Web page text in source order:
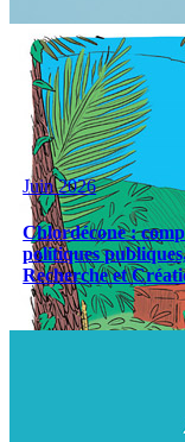
Juin 2026
Chlordécone :
politiques
Recherche et